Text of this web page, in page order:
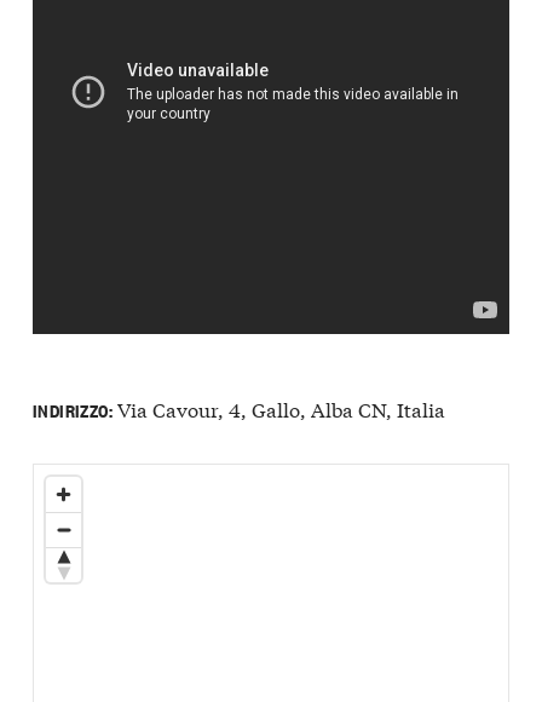
INDIRIZZO:Via Cavour, 4, Gallo, Alba CN, Italia